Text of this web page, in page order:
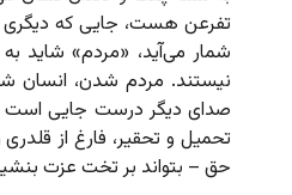
تفرعن هست، جایی که دیگری
شمار می‌آید، «مردم» شاید
نیستند. مردم شدن، انسان
صدای دیگر درست جایی است
تحمیل و تحقیر، فارغ از
حق – بتواند بر تخت عزت